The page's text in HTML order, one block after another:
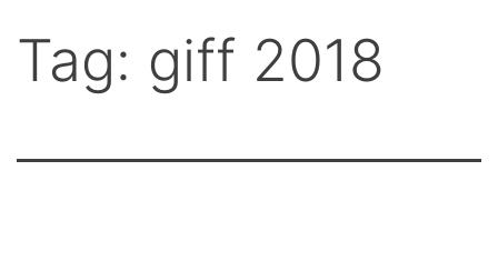
Tag: giff 2018